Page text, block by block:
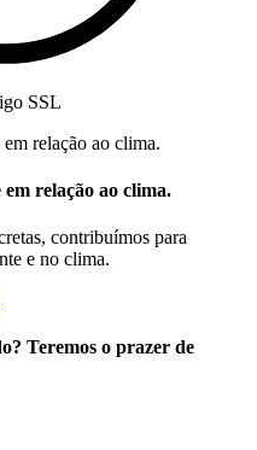
SSL
relação ao clima.
contribuímos para
e no clima.
Teremos o prazer de